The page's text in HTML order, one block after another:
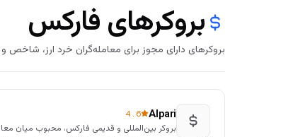
بروکرهای فارکس
بروکرهای دارای مجوز برای معامله‌گران خرد ارز، شاخص و CFD.
Alpari
4.6